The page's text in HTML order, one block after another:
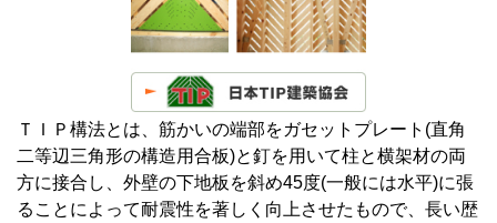
ＴＩＰ構法とは、筋かいの端部をガセットプレート(直角
二等辺三角形の構造用合板)と釘を用いて柱と横架材の両
方に接合し、外壁の下地板を斜め45度(一般には水平)に張
ることによって耐震性を著しく向上させたもので、長い歴